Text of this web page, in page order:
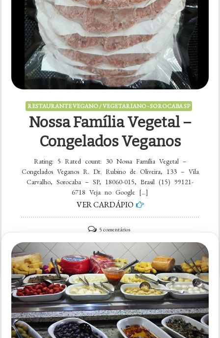
RESTAURANTE VEGANO / VEGETARIANO - SOROCABA SP
Nossa Família Vegetal –
Congelados Veganos
Rating: 5 Rated count: 30 Nossa Família Vegetal –
Congelados Veganos R. Dr. Rubino de Oliveira, 133 – Vila
Carvalho, Sorocaba – SP, 18060-015, Brasil (15) 99121-
6718 Veja no Google […]
VER CARDÁPIO
5 comentáriosem
Nossa
Família
Vegetal
–
Congelados
Veganos